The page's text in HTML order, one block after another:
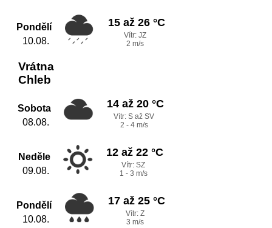
Pondělí
10.08.
15 až 26 °C
Vítr: JZ
2 m/s
Vrátna
Chleb
Sobota
08.08.
14 až 20 °C
Vítr: S až SV
2 - 4 m/s
Neděle
09.08.
12 až 22 °C
Vítr: SZ
1 - 3 m/s
Pondělí
10.08.
17 až 25 °C
Vítr: Z
3 m/s